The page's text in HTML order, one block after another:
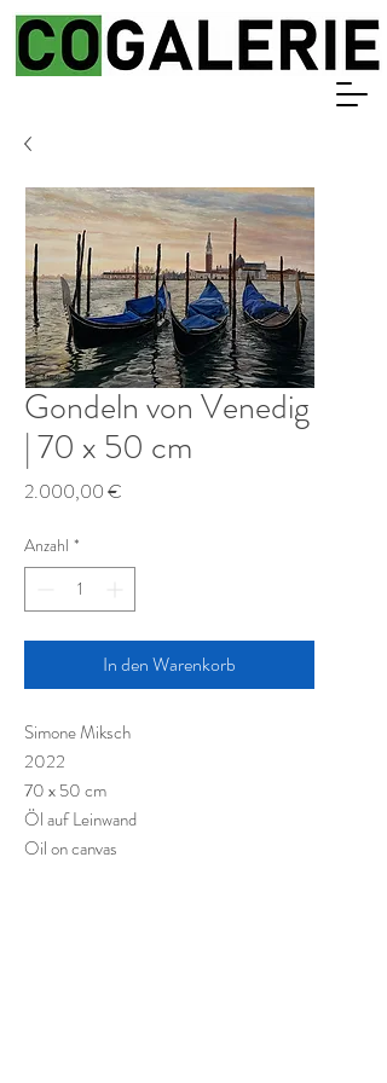
Gondeln von Venedig
| 70 x 50 cm
2.000,00 €
Anzahl *
In den Warenkorb
Simone Miksch
2022
70 x 50 cm
Öl auf Leinwand
Oil on canvas